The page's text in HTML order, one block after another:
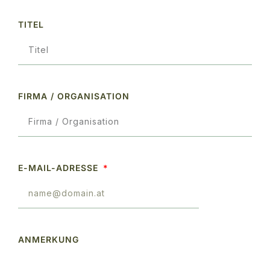
TITEL
FIRMA / ORGANISATION
E-MAIL-ADRESSE
ANMERKUNG